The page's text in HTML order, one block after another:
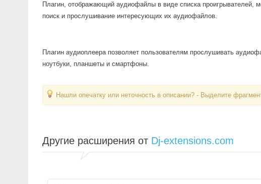
Плагин, отображающий аудиофайлы в виде списка проигрывателей,
поиск и прослушивание интересующих их аудиофайлов.
Плагин аудиоплеера позволяет пользователям прослушивать
ноутбуки, планшеты и смартфоны.
Нашли опечатку или неточность в описании? - Выделите
Другие расширения от Dj-extensions.com